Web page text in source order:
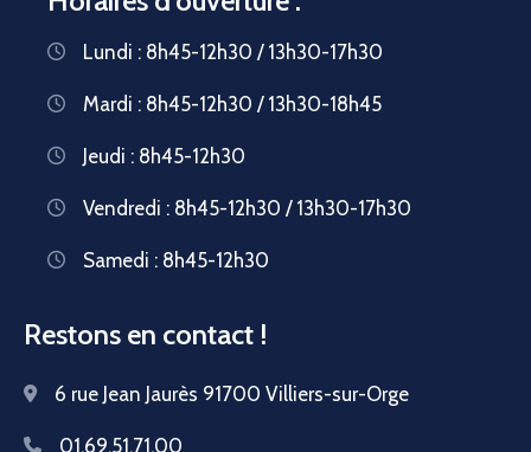
Lundi : 8h45-12h30 / 13h30-17h30
Mardi : 8h45-12h30 / 13h30-18h45
Jeudi : 8h45-12h30
Vendredi : 8h45-12h30 / 13h30-17h30
Samedi : 8h45-12h30
Restons en contact !
6 rue Jean Jaurès 91700 Villiers-sur-Orge
01.69.51.71.00